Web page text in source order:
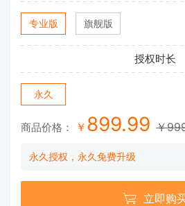
专业版 旗舰版
授权时长
永久
商品价格： ￥ 899.99 ￥
永久授权，永久免费升级
 立即购